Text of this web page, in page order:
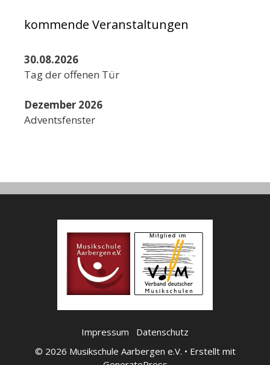
kommende Veranstaltungen
30.08.2026
Tag der offenen Tür
Dezember 2026
Adventsfenster
Impressum
Datenschutz
© 2026 Musikschule Aarbergen e.V. • Erstellt mit